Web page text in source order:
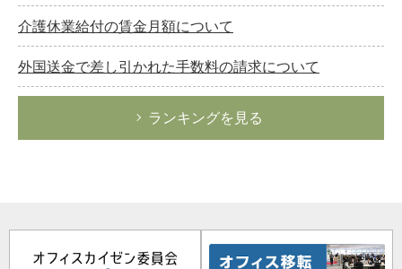
介護休業給付の賃金月額について
外国送金で差し引かれた手数料の請求について
ランキングを見る